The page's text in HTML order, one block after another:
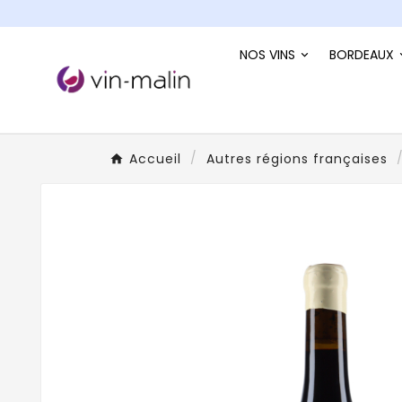
NOS VINS BORDEAUX
Accueil Autres régions françaises